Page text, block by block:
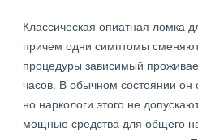
Классическая опиатная ломка
причем одни симптомы
процедуры зависимый
часов. В обычном состоянии он
но наркологи этого не
мощные средства для общего